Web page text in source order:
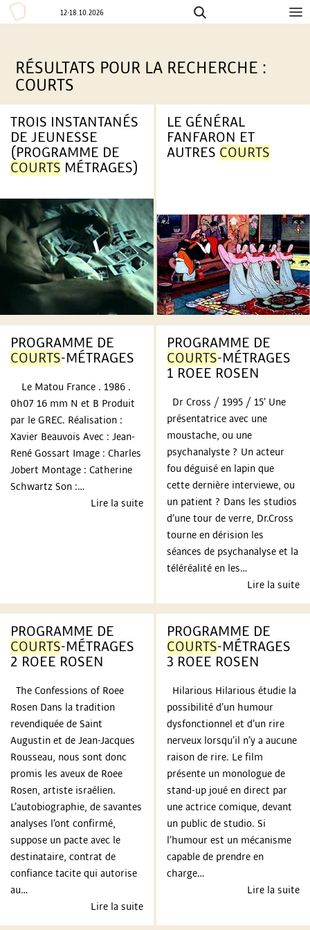
contenu
E
S
T
I
V
A
L
N
T
E
R
N
O
N
A
L
D
U
F
I
L
12-18.10.2026
RÉSULTATS POUR LA RECHERCHE :
COURTS
TROIS INSTANTANÉS
DE JEUNESSE
(PROGRAMME DE
COURTS MÉTRAGES)
LE GÉNÉRAL
FANFARON ET
AUTRES COURTS
PROGRAMME DE
COURTS-MÉTRAGES
Le Matou France . 1986 .
0h07 16 mm N et B Produit
par le GREC. Réalisation :
Xavier Beauvois Avec : Jean-
René Gossart Image : Charles
Jobert Montage : Catherine
Schwartz Son :…
Lire la suite
PROGRAMME DE
COURTS-MÉTRAGES
1 ROEE ROSEN
Dr Cross / 1995 / 15’ Une
présentatrice avec une
moustache, ou une
psychanalyste ? Un acteur
fou déguisé en lapin que
cette dernière interviewe, ou
un patient ? Dans les studios
d’une tour de verre, Dr.Cross
tourne en dérision les
séances de psychanalyse et la
téléréalité en les…
Lire la suite
PROGRAMME DE
COURTS-MÉTRAGES
2 ROEE ROSEN
The Confessions of Roee
Rosen Dans la tradition
revendiquée de Saint
Augustin et de Jean-Jacques
Rousseau, nous sont donc
promis les aveux de Roee
Rosen, artiste israélien.
L’autobiographie, de savantes
analyses l’ont confirmé,
suppose un pacte avec le
destinataire, contrat de
confiance tacite qui autorise
au…
Lire la suite
PROGRAMME DE
COURTS-MÉTRAGES
3 ROEE ROSEN
Hilarious Hilarious étudie la
possibilité d’un humour
dysfonctionnel et d’un rire
nerveux lorsqu’il n’y a aucune
raison de rire. Le film
présente un monologue de
stand-up joué en direct par
une actrice comique, devant
un public de studio. Si
l’humour est un mécanisme
capable de prendre en
charge…
Lire la suite